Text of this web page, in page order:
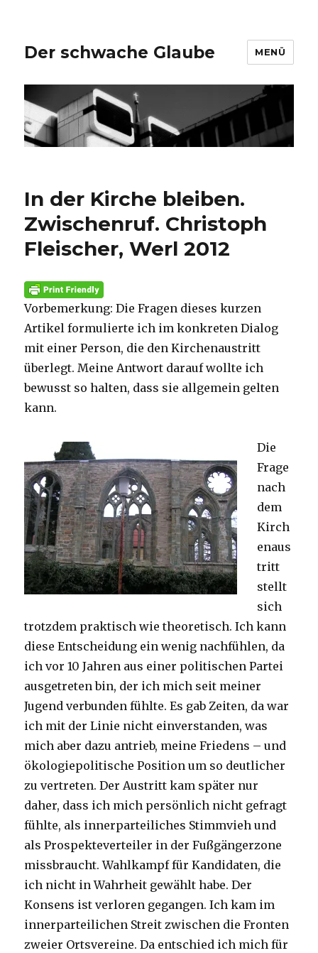
Der schwache Glaube MENÜ
In der Kirche bleiben.
Zwischenruf. Christoph
Fleischer, Werl 2012
Vorbemerkung: Die Fragen dieses kurzen
Artikel formulierte ich im konkreten Dialog
mit einer Person, die den Kirchenaustritt
überlegt. Meine Antwort darauf wollte ich
bewusst so halten, dass sie allgemein gelten
kann.
Die
Frage
nach
dem
Kirch
enaus
tritt
stellt
sich
trotzdem praktisch wie theoretisch. Ich kann
diese Entscheidung ein wenig nachfühlen, da
ich vor 10 Jahren aus einer politischen Partei
ausgetreten bin, der ich mich seit meiner
Jugend verbunden fühlte.Es gab Zeiten, da war
ich mit der Linie nicht einverstanden, was
mich aber dazu antrieb, meine Friedens – und
ökologiepolitische Position um so deutlicher
zu vertreten. Der Austritt kam später nur
daher, dass ich mich persönlich nicht gefragt
fühlte, als innerparteiliches Stimmvieh und
als Prospekteverteiler in der Fußgängerzone
missbraucht. Wahlkampf für Kandidaten, die
ich nicht in Wahrheit gewählt habe. Der
Konsens ist verloren gegangen. Ich kam im
innerparteilichen Streit zwischen die Fronten
zweier Ortsvereine. Da entschied ich mich für